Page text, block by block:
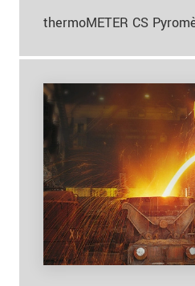
thermoMETER CS